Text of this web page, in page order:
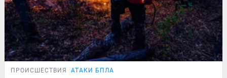
ПРОИСШЕСТВИЯ АТАКИ БПЛА